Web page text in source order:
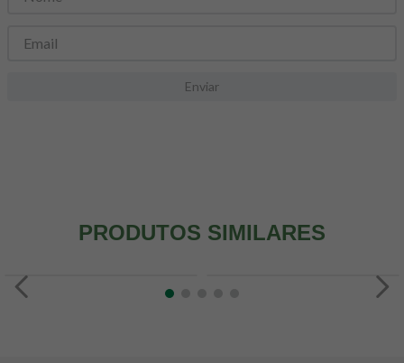
Enviar
PRODUTOS SIMILARES
8º snack proteico mundo verde
9 psyllium